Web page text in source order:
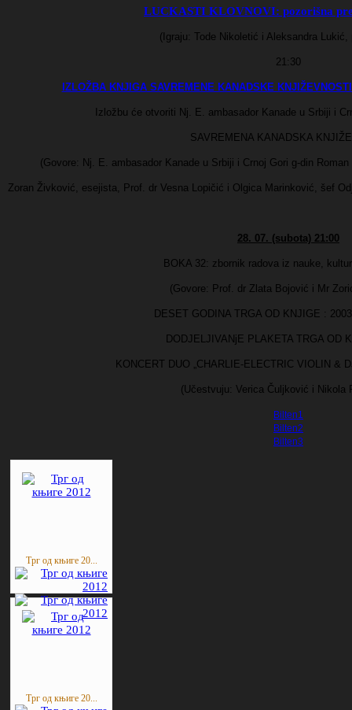
LUCKASTI KLOVNOVI: pozorišna
(Igraju: Tode Nikoletić i Aleksandra
21:30
IZLOŽBA KNJIGA SAVREMENE KANADSKE
Izložbu će otvoriti Nj. E. ambasador Kanade u Srbiji i
SAVREMENA KANADSKA
(Govore: Nj. E. ambasador Kanade u Srbiji i Crnoj Gori g-din
Zoran Živković, esejista, Prof. dr Vesna Lopičić i Olgica Marinković, šef
28. 07. (subota) 21:00
BOKA 32: zbornik radova iz nauke,
(Govore: Prof. dr Zlata Bojović i Mr
DESET GODINA TRGA OD KNJIGE :
DODJELJIVANjE PLAKETA TRGA OD
KONCERT DUO „CHARLIE-ELECTRIC VIOLIN &
(Učestvuju: Verica Čuljković i Nikola
Bilten1
Bilten2
Bilten3
Трг од књиге 20...
Трг од књиге 20...